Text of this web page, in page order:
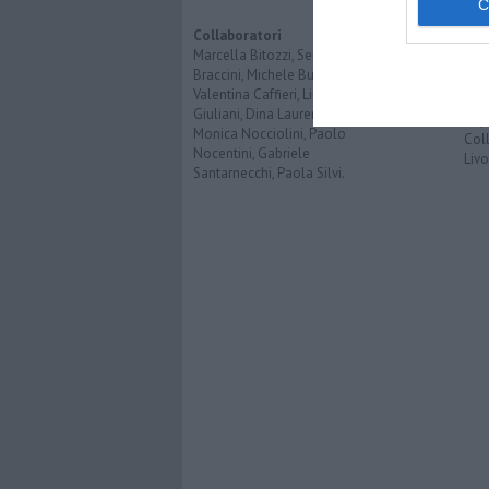
Collaboratori
Marcella Bitozzi, Sergio
Braccini, Michele Bufalino,
Valentina Caffieri, Linda
Giuliani, Dina Laurenzi,
Monica Nocciolini, Paolo
Nocentini, Gabriele
Santarnecchi, Paola Silvi.